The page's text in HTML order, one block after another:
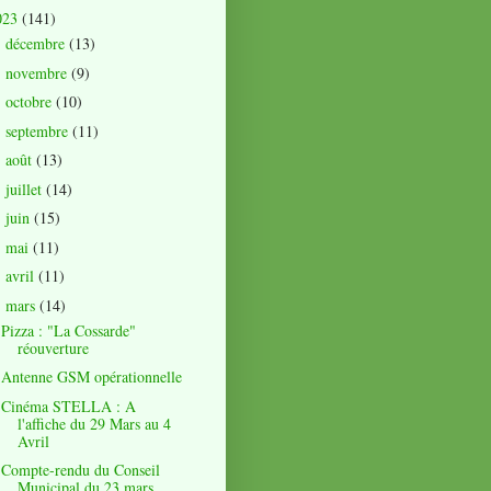
(141)
décembre (13)
novembre (9)
octobre (10)
septembre (11)
août (13)
juillet (14)
juin (15)
mai (11)
avril (11)
mars (14)
Pizza : "La Cossarde"
réouverture
Antenne GSM opérationnelle
Cinéma STELLA : A
l'affiche du 29 Mars au 4
Avril
Compte-rendu du Conseil